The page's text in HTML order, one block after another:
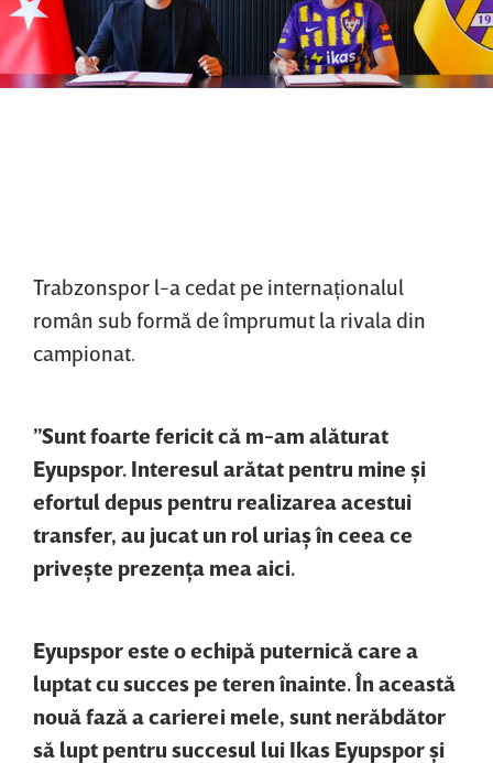
Trabzonspor l-a cedat pe internaţionalul
român sub formă de împrumut la rivala din
campionat.
”Sunt foarte fericit că m-am alăturat
Eyupspor. Interesul arătat pentru mine şi
efortul depus pentru realizarea acestui
transfer, au jucat un rol uriaşîn ceea ce
priveşte prezenţa mea aici.
Eyupsporeste o echipă puternică care a
luptat cu succes pe terenînainte. În această
nouă fază a carierei mele, sunt nerăbdător
să lupt pentru succesul lui Ikas Eyupsporşi